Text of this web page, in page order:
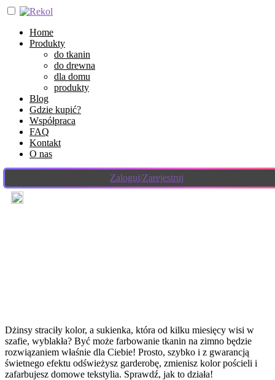
Home
Produkty
do tkanin
do drewna
dla domu
produkty
Blog
Gdzie kupić?
Współpraca
FAQ
Kontakt
O nas
Zaloguj/Zarejestruj
Dżinsy straciły kolor, a sukienka, która od kilku miesięcy wisi w
szafie, wyblakła? Być może farbowanie tkanin na zimno będzie
rozwiązaniem właśnie dla Ciebie! Prosto, szybko i z gwarancją
świetnego efektu odświeżysz garderobę, zmienisz kolor pościeli i
zafarbujesz domowe tekstylia. Sprawdź, jak to działa!